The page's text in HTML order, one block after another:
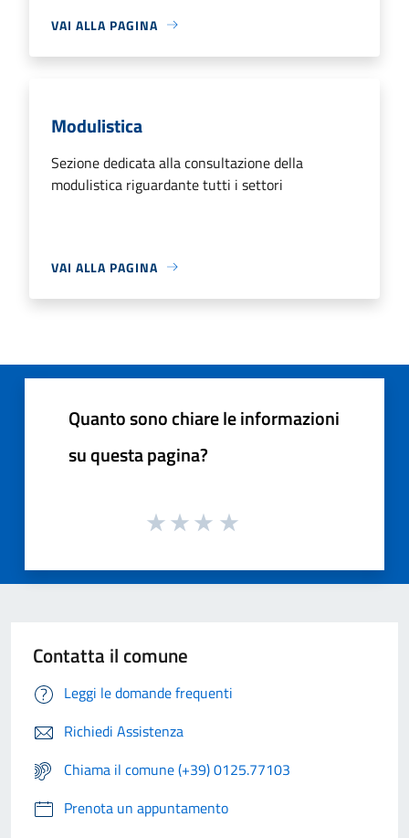
VAI ALLA PAGINA
Modulistica
Sezione dedicata alla consultazione della
modulistica riguardante tutti i settori
VAI ALLA PAGINA
Quanto sono chiare le informazioni
su questa pagina?
Contatta il comune
Leggi le domande frequenti
Richiedi Assistenza
Chiama il comune (+39) 0125.77103
Prenota un appuntamento